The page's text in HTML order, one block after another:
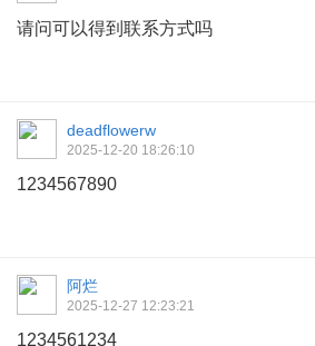
请问可以得到联系方式吗
deadflowerw
2025-12-20 18:26:10
1234567890
阿烂
2025-12-27 12:23:21
1234561234